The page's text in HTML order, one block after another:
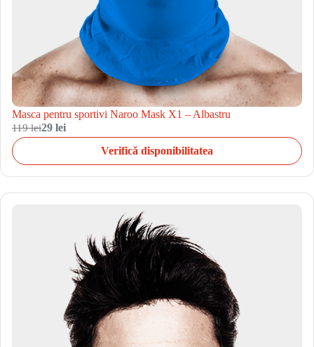
Masca pentru sportivi Naroo Mask X1 – Albastru
119 lei29 lei
Verifică disponibilitatea